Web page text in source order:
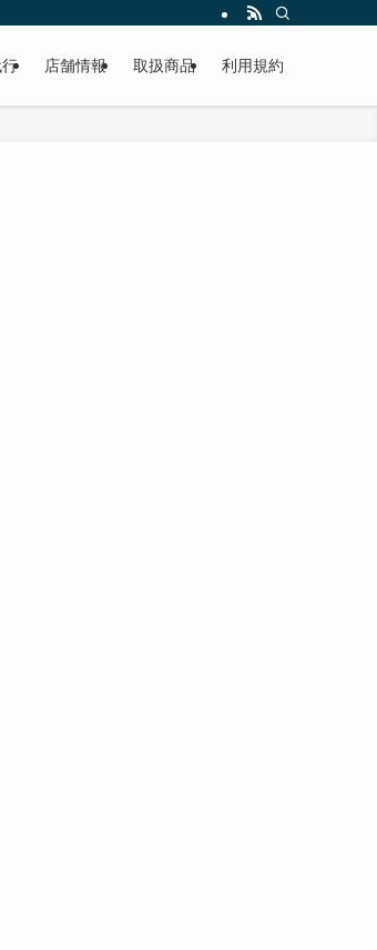
出張対応、代車完備、見積り無料です。気軽にお問い合
店舗情報 取扱商品 利用規約